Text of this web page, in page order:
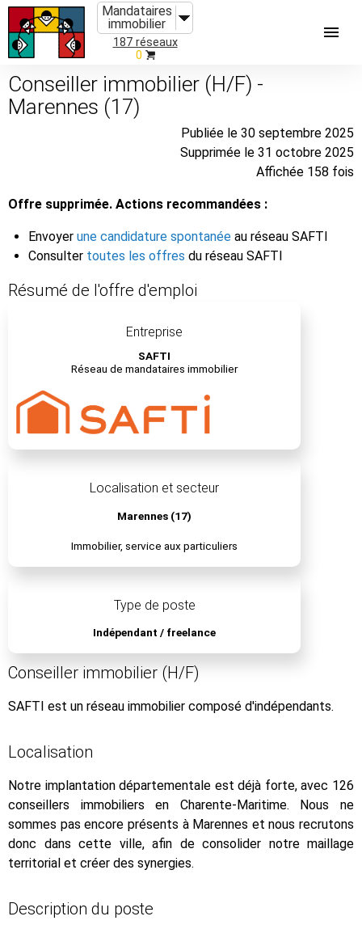
Mandataires
immobilier
187 réseaux
0
Conseiller immobilier (H/F) -
Marennes (17)
Publiée le 30 septembre 2025
Supprimée le 31 octobre 2025
Affichée 158 fois
Offre supprimée. Actions recommandées :
Envoyer une candidature spontanée au réseau SAFTI
Consulter toutes les offres du réseau SAFTI
Résumé de l'offre d'emploi
Entreprise
SAFTI
Réseau de mandataires immobilier
Localisation et secteur
Marennes (17)
Immobilier, service aux particuliers
Type de poste
Indépendant / freelance
Conseiller immobilier (H/F)
SAFTI est un réseau immobilier composé d'indépendants.
Localisation
Notre implantation départementale est déjà forte, avec 126
conseillers immobiliers en Charente-Maritime. Nous ne
sommes pas encore présents à Marennes et nous recrutons
donc dans cette ville, afin de consolider notre maillage
territorial et créer des synergies.
Description du poste